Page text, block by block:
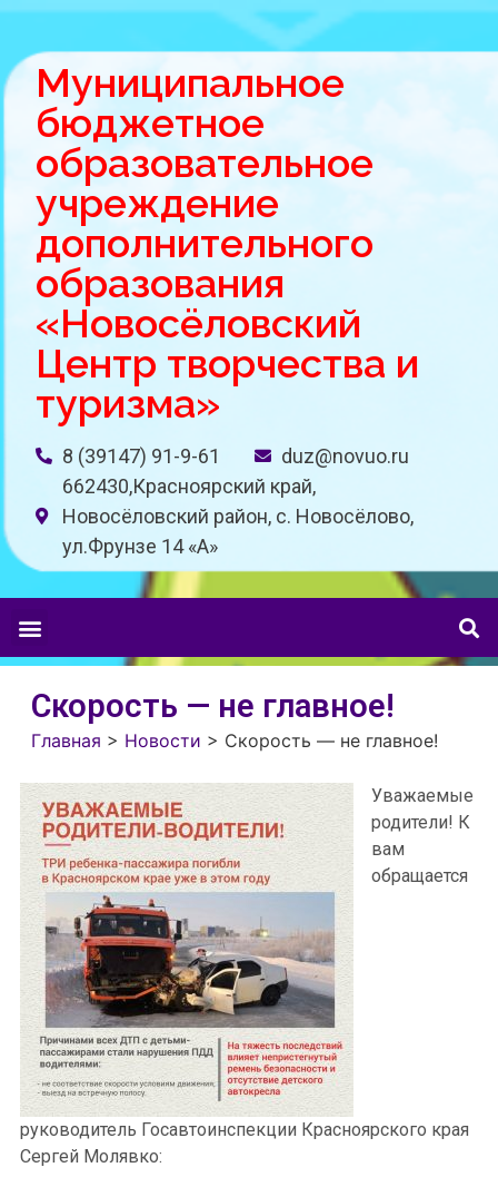
Муниципальное
бюджетное
образовательное
учреждение
дополнительного
образования
«Новосёловский
Центр творчества и
туризма»
8 (39147) 91-9-61
duz@novuo.ru
662430,Красноярский край,
Новосёловский район, с. Новосёлово,
ул.Фрунзе 14 «A»
Скорость — не главное!
Главная > Новости > Скорость — не главное!
Уважаемые
родители! К
вам
обращается
руководитель Госавтоинспекции Красноярского края
Сергей Молявко: